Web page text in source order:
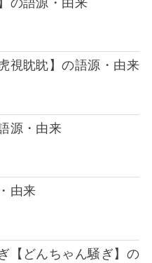
視眈眈】の語源・由来
源・由来
由来
【どんちゃん騒ぎ】の